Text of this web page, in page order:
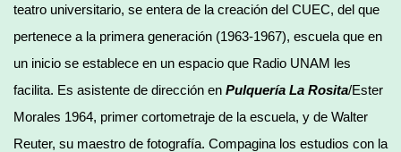
teatro universitario, se entera de la creación del CUEC, del que
pertenece a la primera generación (1963-1967), escuela que en
un inicio se establece en un espacio que Radio UNAM les
facilita. Es asistente de dirección en Pulquería La Rosita/Ester
Morales 1964, primer cortometraje de la escuela, y de Walter
Reuter, su maestro de fotografía. Compagina los estudios con la